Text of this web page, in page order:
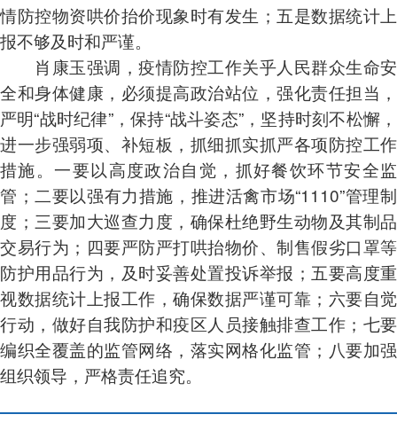
情防控物资哄价抬价现象时有发生；五是数据统计上
报不够及时和严谨。
肖康玉强调，疫情防控工作关乎人民群众生命安
全和身体健康，必须提高政治站位，强化责任担当，
严明“战时纪律”，保持“战斗姿态”，坚持时刻不松懈，
进一步强弱项、补短板，抓细抓实抓严各项防控工作
措施。一要以高度政治自觉，抓好餐饮环节安全监
管；二要以强有力措施，推进活禽市场“1110”管理制
度；三要加大巡查力度，确保杜绝野生动物及其制品
交易行为；四要严防严打哄抬物价、制售假劣口罩等
防护用品行为，及时妥善处置投诉举报；五要高度重
视数据统计上报工作，确保数据严谨可靠；六要自觉
行动，做好自我防护和疫区人员接触排查工作；七要
编织全覆盖的监管网络，落实网格化监管；八要加强
组织领导，严格责任追究。